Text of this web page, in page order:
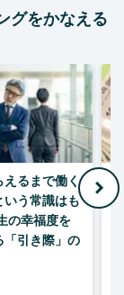
グをかなえる
えるまで働く
いう常識はも
の幸福度を
「引き際」の